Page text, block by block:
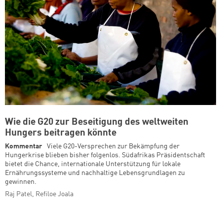
Wie die G20 zur Beseitigung des weltweiten
Hungers beitragen könnte
Kommentar
Viele G20-Versprechen zur Bekämpfung der
Hungerkrise blieben bisher folgenlos. Südafrikas Präsidentschaft
bietet die Chance, internationale Unterstützung für lokale
Ernährungssysteme und nachhaltige Lebensgrundlagen zu
gewinnen.
Raj Patel, Refiloe Joala